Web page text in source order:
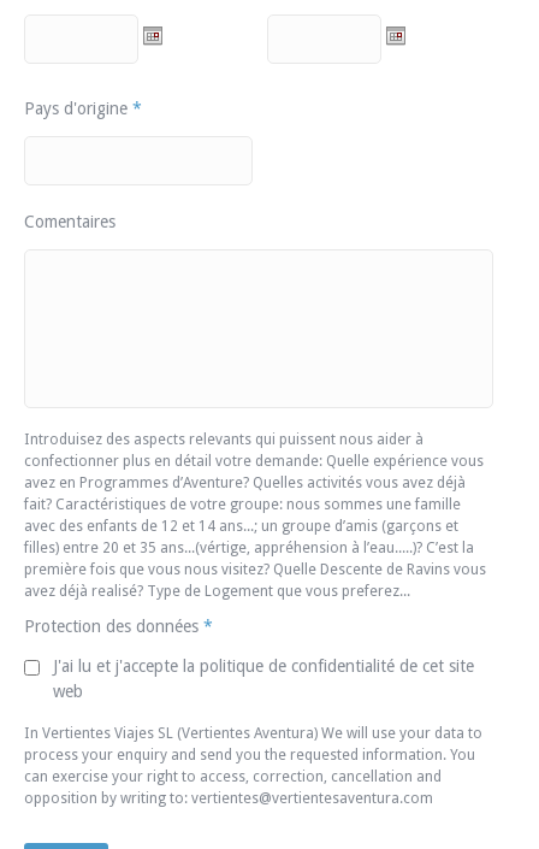
Pays d'origine *
Comentaires
Introduisez des aspects relevants qui puissent nous aider à
confectionner plus en détail votre demande: Quelle expérience vous
avez en Programmes d’Aventure? Quelles activités vous avez déjà
fait? Caractéristiques de votre groupe: nous sommes une famille
avec des enfants de 12 et 14 ans...; un groupe d’amis (garçons et
filles) entre 20 et 35 ans...(vértige, appréhension à l’eau.....)? C’est la
première fois que vous nous visitez? Quelle Descente de Ravins vous
avez déjà realisé? Type de Logement que vous preferez...
Protection des données *
J'ai lu et j'accepte la politique de confidentialité de cet site
web
In Vertientes Viajes SL (Vertientes Aventura) We will use your data to
process your enquiry and send you the requested information. You
can exercise your right to access, correction, cancellation and
opposition by writing to: vertientes@vertientesaventura.com